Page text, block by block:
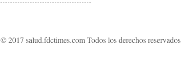
© 2017 salud.fdctimes.com Todos los derechos reservados